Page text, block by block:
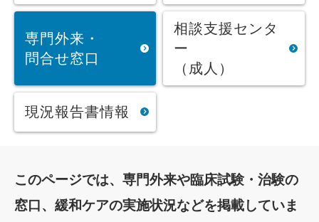
専門外来・
問合せ窓口
相談支援センタ
ー
（成人）
現況報告書情報
このページでは、専門外来や臨床試験・治験の
窓口、緩和ケアの実施状況などを掲載していま